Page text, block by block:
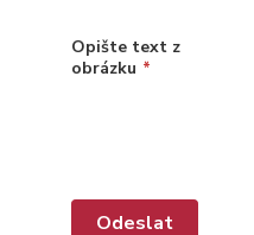
Opište text z
obrázku *